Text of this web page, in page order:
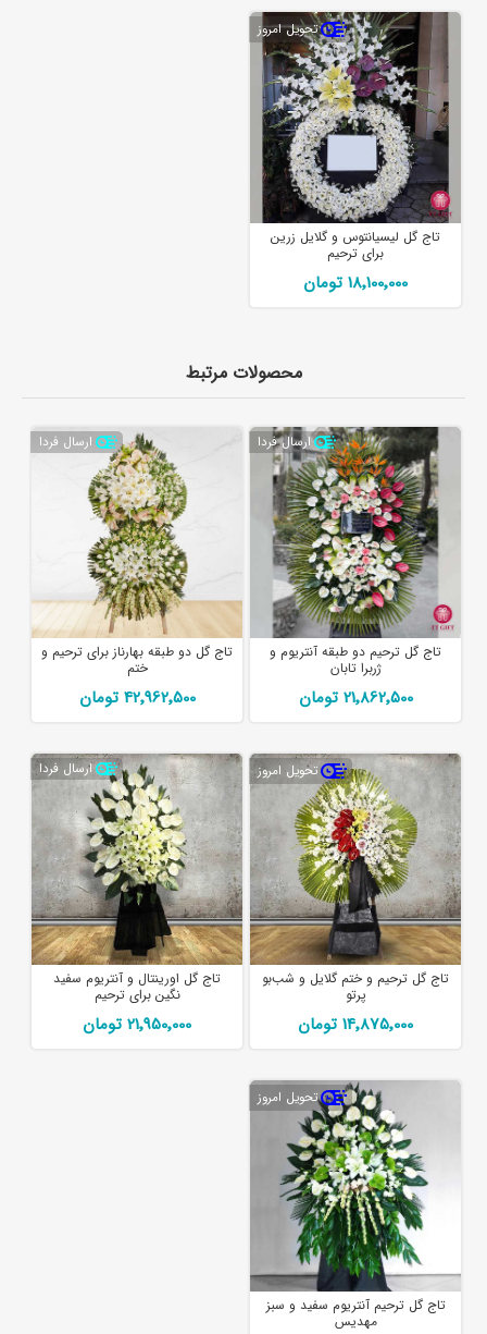
تحویل امروز
تاج گل لیسیانتوس و گلایل زرین
برای ترحیم
18٬100٬000 تومان
محصولات مرتبط
ارسال فردا
تاج گل ترحیم دو طبقه آنتریوم و
ژربرا تابان
21٬862٬500 تومان
ارسال فردا
تاج گل دو طبقه بهارناز برای ترحیم و
ختم
42٬962٬500 تومان
تحویل امروز
تاج گل ترحیم و ختم گلایل و شب‌بو
پرتو
14٬875٬000 تومان
ارسال فردا
تاج گل اورینتال و آنتریوم سفید
نگین برای ترحیم
21٬950٬000 تومان
تحویل امروز
تاج گل ترحیم آنتریوم سفید و سبز
مهدیس